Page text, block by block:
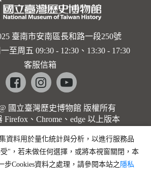
臺南市安南區長和路一段250號
至周五 09:30 - 12:30、13:30 - 17:30
客服信箱
Facebookinstagramyoutube
國立臺灣歷史博物館 版權所有
Firefox、Chrome、edge 以上版本
資料用於量化統計與分析，以進行服務品
"，若未做任何選擇，或將本視窗關閉，本
步Cookies資料之處理，請參閱本站之 隱私